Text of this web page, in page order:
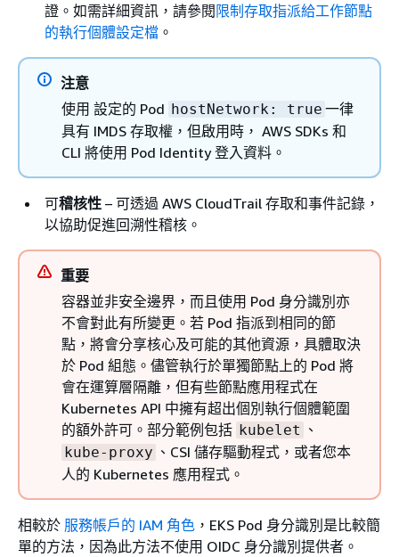
證。如需詳細資訊，請參閱‬限制存取指派給工作節點
的執行個體設定檔‭ 。
注意
使用 設定的 Pod hostNetwork: true 一律
具有 IMDS 存取權，但啟用時， AWS SDKs 和
CLI 將使用 Pod Identity 登入資料。
可稽核性 – 可透過 AWS CloudTrail 存取和事件記錄，
以協助促進回溯性稽核。
重要
容器並非安全邊界，而且使用 Pod 身分識別亦
不會對此有所變更。若 Pod 指派到相同的節
點，將會分享核心及可能的其他資源，具體取決
於 Pod 組態。儘管執行於單獨節點上的 Pod 將
會在運算層隔離，但有些節點應用程式在
Kubernetes API 中擁有超出個別執行個體範圍
的額外許可。部分範例包括 kubelet 、
kube-proxy 、CSI 儲存驅動程式，或者您本
人的 Kubernetes 應用程式。
相較於 服務帳戶的 IAM 角色 ，EKS Pod 身分識別是比較簡
單的方法，因為此方法不使用 OIDC 身分識別提供者。